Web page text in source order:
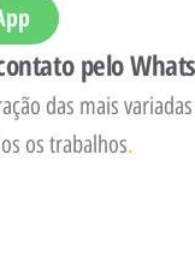
pelo
das mais
os trabalhos.